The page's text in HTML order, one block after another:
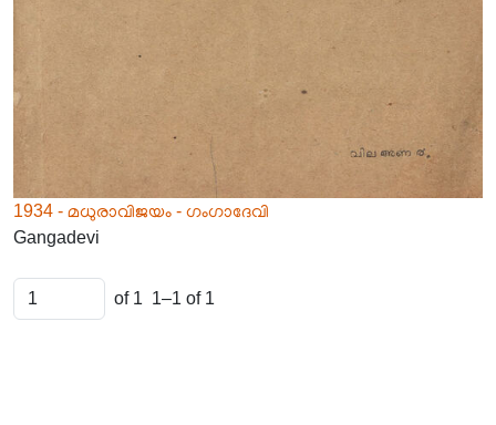
1934 - മധുരാവിജയം - ഗംഗാദേവി
Gangadevi
of 1 1–1 of 1